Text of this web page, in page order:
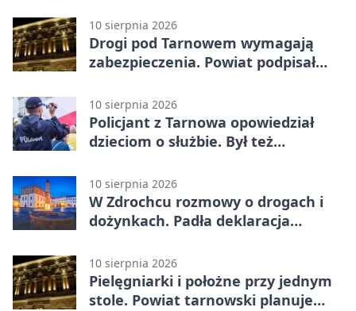
10 sierpnia 2026
Drogi pod Tarnowem wymagają
zabezpieczenia. Powiat podpisał
10 sierpnia 2026
Policjant z Tarnowa opowiedział
dzieciom o służbie. Był też
10 sierpnia 2026
W Zdrochcu rozmowy o drogach i
dożynkach. Padła deklaracja
10 sierpnia 2026
Pielęgniarki i położne przy jednym
stole. Powiat tarnowski planuje